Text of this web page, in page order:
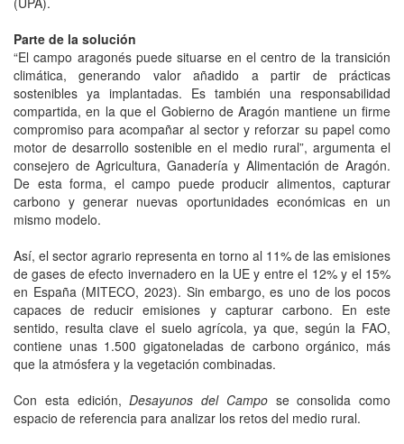
Parte de la solución
“El campo aragonés puede situarse en el centro de la transición
climática, generando valor añadido a partir de prácticas
sostenibles ya implantadas. Es también una responsabilidad
compartida, en la que el Gobierno de Aragón mantiene un firme
compromiso para acompañar al sector y reforzar su papel como
motor de desarrollo sostenible en el medio rural”, argumenta el
consejero de Agricultura, Ganadería y Alimentación de Aragón.
De esta forma, el campo puede producir alimentos, capturar
carbono y generar nuevas oportunidades económicas en un
mismo modelo.
Así, el sector agrario representa en torno al 11% de las emisiones
de gases de efecto invernadero en la UE y entre el 12% y el 15%
en España (MITECO, 2023). Sin embargo, es uno de los pocos
capaces de reducir emisiones y capturar carbono. En este
sentido, resulta clave el suelo agrícola, ya que, según la FAO,
contiene unas 1.500 gigatoneladas de carbono orgánico, más
que la atmósfera y la vegetación combinadas.
Con esta edición,Desayunos del Campose consolida como
espacio de referencia para analizar los retos del medio rural.